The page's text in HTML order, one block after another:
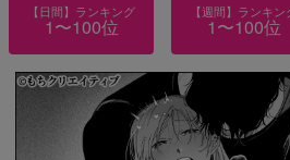
【日間】ランキング
1〜100位
【週間】ランキン
1〜100位